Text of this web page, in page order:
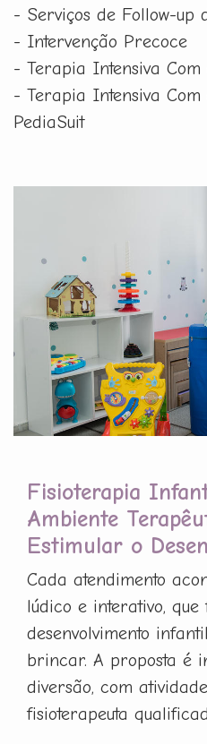
- Serviços de Follow-up
- Intervenção Precoce
- Terapia Intensiva Com
- Terapia Intensiva Com
PediaSuit
Fisioterapia
Ambiente
Estimular o
Cada atendimento
lúdico e interativo, que
desenvolvimento
brincar. A proposta é
diversão, com
fisioterapeuta